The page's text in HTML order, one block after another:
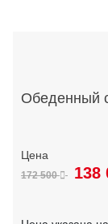
Обеденный
172 500 138